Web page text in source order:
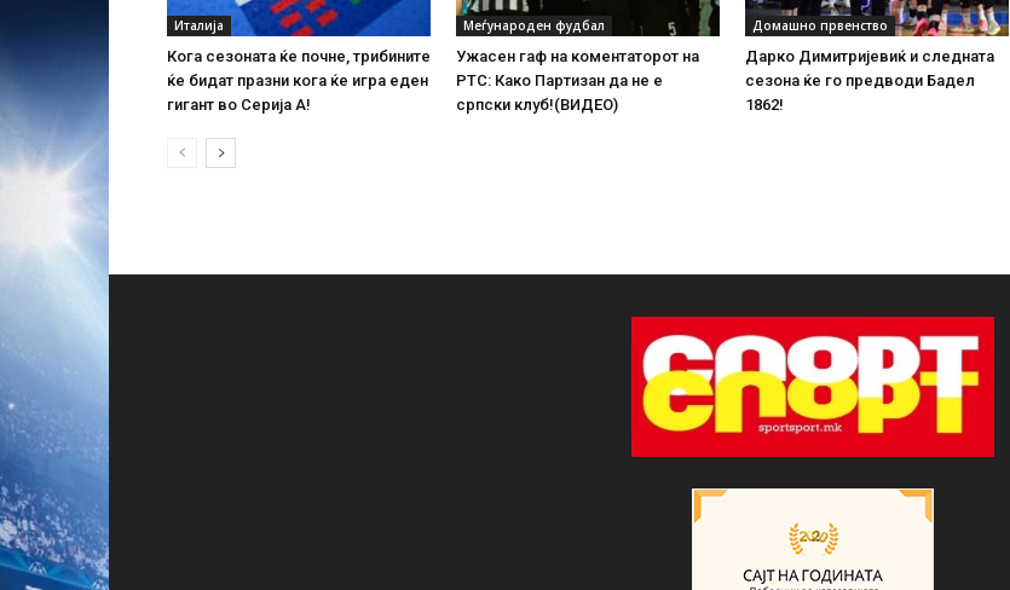
Италија
Кога сезоната ќе почне, трибините
ќе бидат празни кога ќе игра еден
гигант во Серија А!
Меѓународен фудбал
Ужасен гаф на коментаторот на
РТС: Како Партизан да не е
српски клуб!(ВИДЕО)
Домашно првенство
Дарко Димитријевиќ и следната
сезона ќе го предводи Бадел
1862!